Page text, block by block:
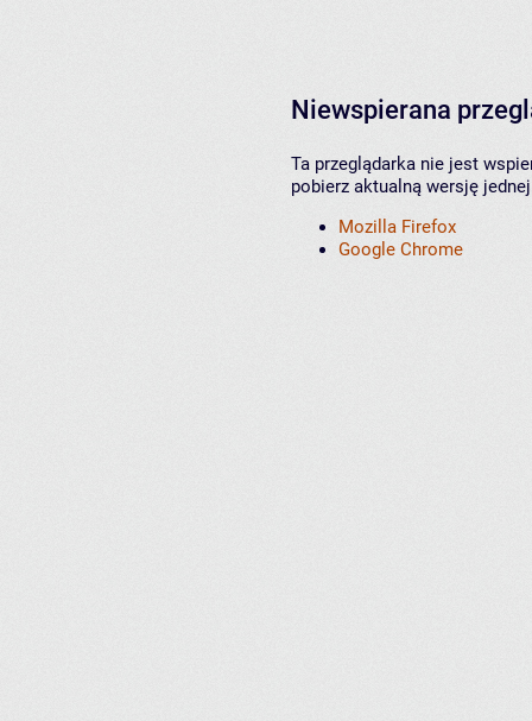
Niewspierana
Ta przeglądarka nie jest
pobierz aktualną wersję
Mozilla Firefox
Google Chrome